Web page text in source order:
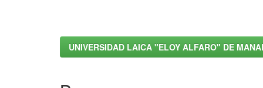
UNIVERSIDAD LAICA "ELOY ALFARO" DE